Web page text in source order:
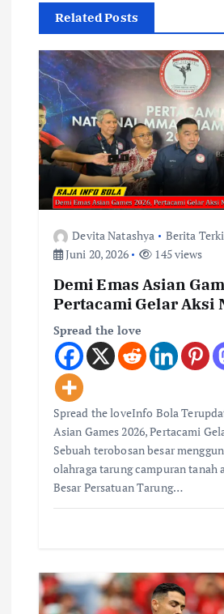
p
o
s
Related Posts
Devita Natashya
Berita
Juni 20, 2026
145 views
Demi Emas Asian
Pertacami Gelar Aksi
Spread the love
Spread the loveInfo Bola
Asian Games 2026, Pertacami
Sebuah terobosan besar
olahraga tarung campuran tanah
Besar Persatuan Tarung…